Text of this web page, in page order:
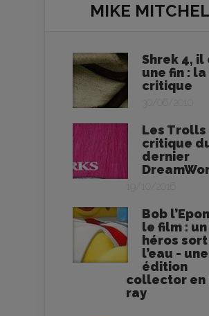
MIKE
Shrek 4,
une fin : la
critique
30/06/2010
Les Trolls
critique
dernier
19/10/2016
Bob
le film : un
héros
l’eau - une
édition
collector en
ray